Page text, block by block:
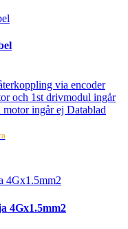
via encoder
och 1st drivmodul ingår
ingår ej Datablad
4Gx1.5mm2